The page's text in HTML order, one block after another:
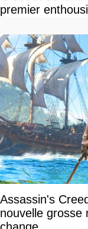
premier
Assassin's
nouvelle grosse